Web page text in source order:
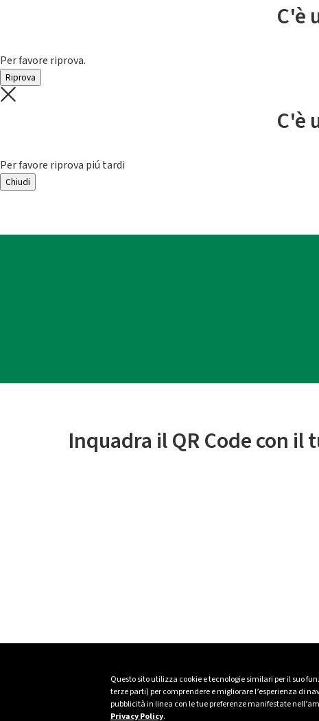
Questo sito utilizza cookie e tecnologie similari per il suo
terze parti) per comprendere e migliorare l’esperienza di
pubblicità in linea con le tue preferenze manifestate
Privacy Policy.
C'è
Per favore riprova.
Riprova
C'è
Per favore riprova piú tardi
Chiudi
Inquadra il QR Code con